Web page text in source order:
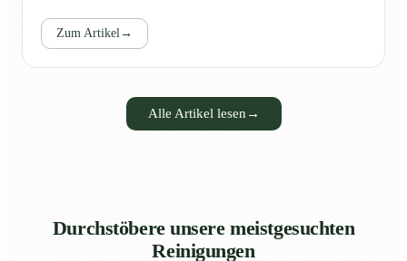
Zum Artikel→
Alle Artikel lesen →
Durchstöbere unsere meistgesuchten
Reinigungen